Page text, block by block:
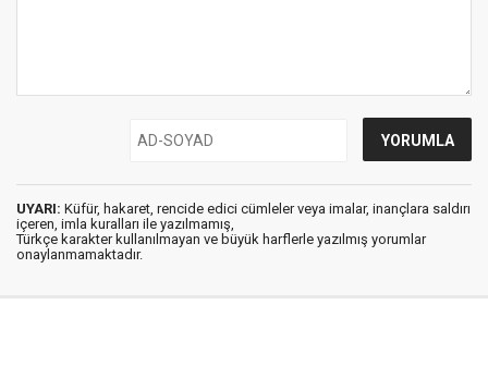
UYARI: Küfür, hakaret, rencide edici cümleler veya imalar, inançlara saldırı
içeren, imla kuralları ile yazılmamış,
Türkçe karakter kullanılmayan ve büyük harflerle yazılmış yorumlar
onaylanmamaktadır.